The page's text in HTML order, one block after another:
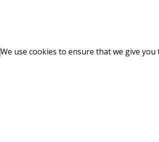
We use cookies to ensure that we give